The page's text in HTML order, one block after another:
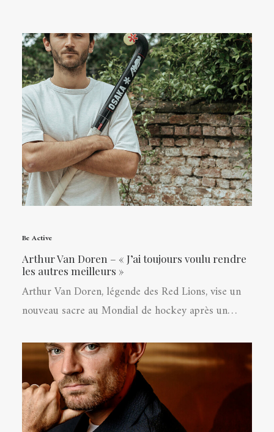
Be Active
Arthur Van Doren – « J’ai toujours voulu rendre
les autres meilleurs »
Arthur Van Doren, légende des Red Lions, vise un
nouveau sacre au Mondial de hockey après un…